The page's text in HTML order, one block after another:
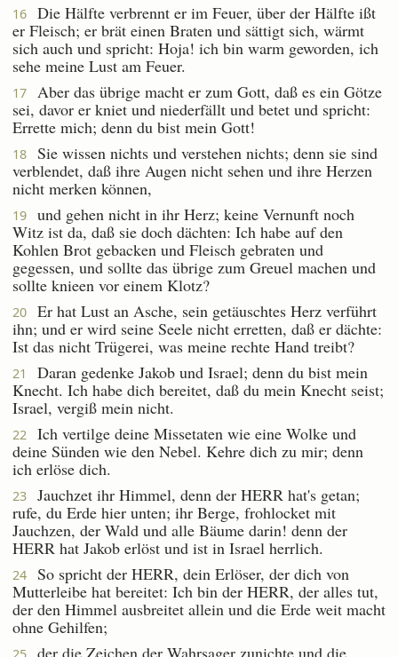
16
Die Hälfte verbrennt er im Feuer, über der Hälfte ißt
er Fleisch; er brät einen Braten und sättigt sich, wärmt
sich auch und spricht: Hoja! ich bin warm geworden, ich
sehe meine Lust am Feuer.
17
Aber das übrige macht er zum Gott, daß es ein Götze
sei, davor er kniet und niederfällt und betet und spricht:
Errette mich; denn du bist mein Gott!
18
Sie wissen nichts und verstehen nichts; denn sie sind
verblendet, daß ihre Augen nicht sehen und ihre Herzen
nicht merken können,
19
und gehen nicht in ihr Herz; keine Vernunft noch
Witz ist da, daß sie doch dächten: Ich habe auf den
Kohlen Brot gebacken und Fleisch gebraten und
gegessen, und sollte das übrige zum Greuel machen und
sollte knieen vor einem Klotz?
20
Er hat Lust an Asche, sein getäuschtes Herz verführt
ihn; und er wird seine Seele nicht erretten, daß er dächte:
Ist das nicht Trügerei, was meine rechte Hand treibt?
21
Daran gedenke Jakob und Israel; denn du bist mein
Knecht. Ich habe dich bereitet, daß du mein Knecht seist;
Israel, vergiß mein nicht.
22
Ich vertilge deine Missetaten wie eine Wolke und
deine Sünden wie den Nebel. Kehre dich zu mir; denn
ich erlöse dich.
23
Jauchzet ihr Himmel, denn der HERR hat's getan;
rufe, du Erde hier unten; ihr Berge, frohlocket mit
Jauchzen, der Wald und alle Bäume darin! denn der
HERR hat Jakob erlöst und ist in Israel herrlich.
24
So spricht der HERR, dein Erlöser, der dich von
Mutterleibe hat bereitet: Ich bin der HERR, der alles tut,
der den Himmel ausbreitet allein und die Erde weit macht
ohne Gehilfen;
der die Zeichen der Wahrsager zunichte und die